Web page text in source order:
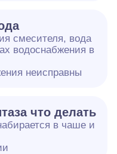
смесителя, вода
водоснабжения в
неисправны
что делать
в чаше и